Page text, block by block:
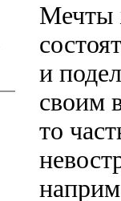
Мечты
и
своим
то